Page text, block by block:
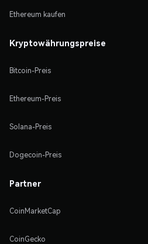
Ethereum kaufen
Kryptowährungspreise
Bitcoin-Preis
Ethereum-Preis
Solana-Preis
Dogecoin-Preis
Partner
CoinMarketCap
CoinGecko